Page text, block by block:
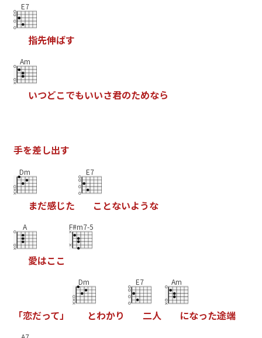
E7
指先伸ばす
Am
いつどこでもいいさ君のためなら
手を差し出す
Dm
まだ感じた
E7
こ とないような
A
愛はこ こ
F#m7-5
「恋だって」
Dm
とわかり
E7
二人
Am
になった途端